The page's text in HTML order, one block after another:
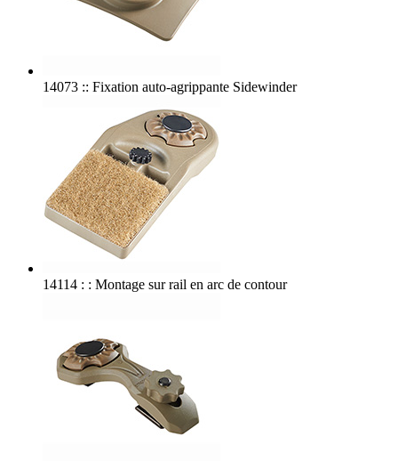
14073 :: Fixation auto-agrippante Sidewinder
14114 : : Montage sur rail en arc de contour